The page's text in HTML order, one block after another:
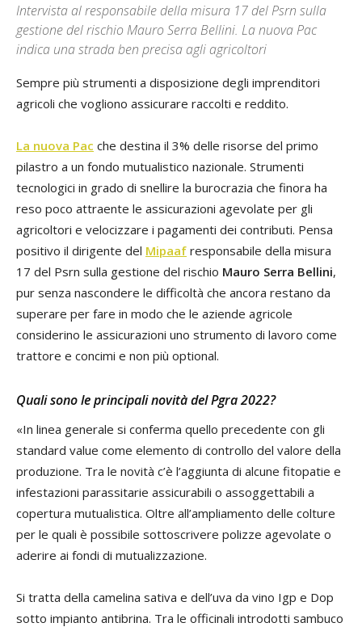
Intervista al responsabile della misura 17 del Psrn sulla
gestione del rischio Mauro Serra Bellini. La nuova Pac
indica una strada ben precisa agli agricoltori
Sempre più strumenti a disposizione degli imprenditori
agricoli che vogliono assicurare raccolti e reddito.
La nuova Pac che destina il 3% delle risorse del primo
pilastro a un fondo mutualistico nazionale. Strumenti
tecnologici in grado di snellire la burocrazia che finora ha
reso poco attraente le assicurazioni agevolate per gli
agricoltori e velocizzare i pagamenti dei contributi. Pensa
positivo il dirigente del Mipaaf responsabile della misura
17 del Psrn sulla gestione del rischio Mauro Serra Bellini,
pur senza nascondere le difficoltà che ancora restano da
superare per fare in modo che le aziende agricole
considerino le assicurazioni uno strumento di lavoro come
trattore e concimi e non più optional.
Quali sono le principali novità del Pgra 2022?
«In linea generale si conferma quello precedente con gli
standard value come elemento di controllo del valore della
produzione. Tra le novità c’è l’aggiunta di alcune fitopatie e
infestazioni parassitarie assicurabili o assoggettabili a
copertura mutualistica. Oltre all’ampliamento delle colture
per le quali è possibile sottoscrivere polizze agevolate o
aderire ai fondi di mutualizzazione.
Si tratta della camelina sativa e dell’uva da vino Igp e Dop
sotto impianto antibrina. Tra le officinali introdotti sambuco